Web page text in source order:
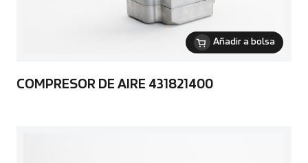
Añadir a bolsa
COMPRESOR DE AIRE 431821400